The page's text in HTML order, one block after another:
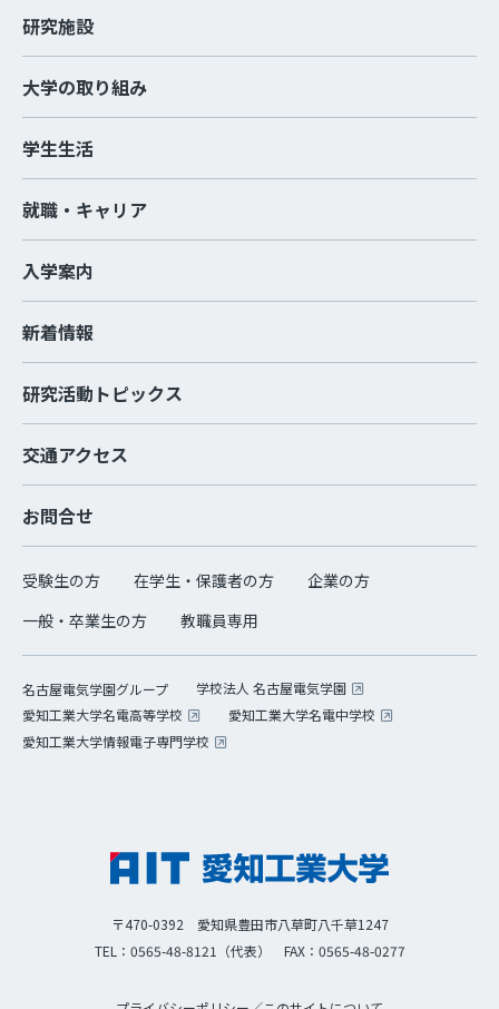
研究施設
大学の取り組み
学生生活
就職・キャリア
入学案内
新着情報
研究活動トピックス
交通アクセス
お問合せ
受験生の方 在学生・保護者の方
企業の方
一般・卒業生の方
教職員専用
名古屋電気学園グループ
学校法人 名古屋電気学園
愛知工業大学名電高等学校
愛知工業大学名電中学校
愛知工業大学情報電子専門学校
〒470-0392 愛知県豊田市八草町八千草1247
TEL：0565-48-8121（代表）
FAX：0565-48-0277